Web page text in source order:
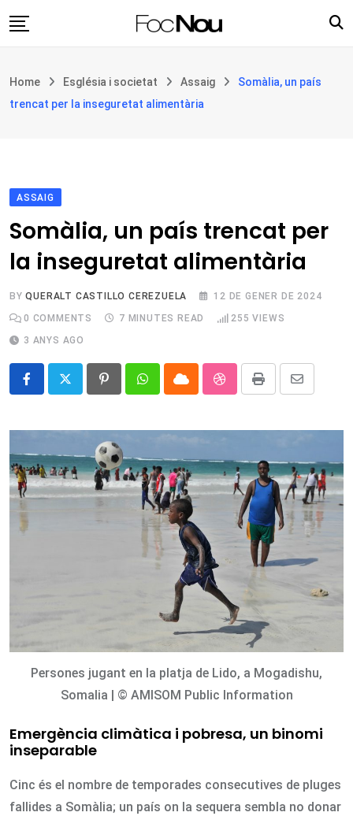
to
Filosofia i teologia
Botiga
Home Església i societat Assaig
Somàlia, un país
trencat per la inseguretat alimentària
ASSAIG
Somàlia, un país trencat per
la inseguretat alimentària
BYQUERALT CASTILLO CEREZUELA
12 DE GENER DE 2024
0 COMMENTS 7 MINUTES READ 255 VIEWS
3 ANYS AGO
PinterestWhatsappCloud StumbleUpon
Print
Share
Email
Persones jugant en la platja de Lido, a Mogadishu,
Somalia | © AMISOM Public Information
Emergència climàtica i pobresa, un binomi
inseparable
Cinc és el nombre de temporades consecutives de pluges
fallides a Somàlia; un país on la sequera sembla no donar